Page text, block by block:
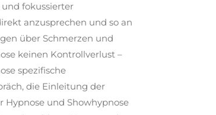
fokussierter
anzusprechen und so an
über Schmerzen und
keinen Kontrollverlust –
spezifische
die Einleitung der
und Showhypnose